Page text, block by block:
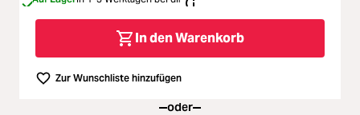
Loading... SALE
Loading...
In den Warenkorb
Zur Wunschliste hinzufügen
oder